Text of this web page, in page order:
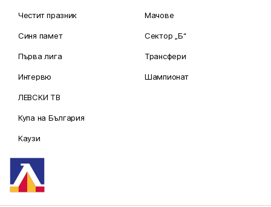
Честит празник
Синя памет
Първа лига
Интервю
ЛЕВСКИ ТВ
Купа на България
Каузи
Мачове
Сектор „Б“
Трансфери
Шампионат